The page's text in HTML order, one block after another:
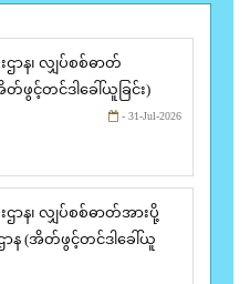
ဌာန၊ လျှပ်စစ်ဓာတ်
င့်တင်ဒါခေါ်ယူခြင်း)
- 31-Jul-2026
ာန၊ လျှပ်စစ်ဓာတ်အားပို့
န (အိတ်ဖွင့်တင်ဒါခေါ်ယူ